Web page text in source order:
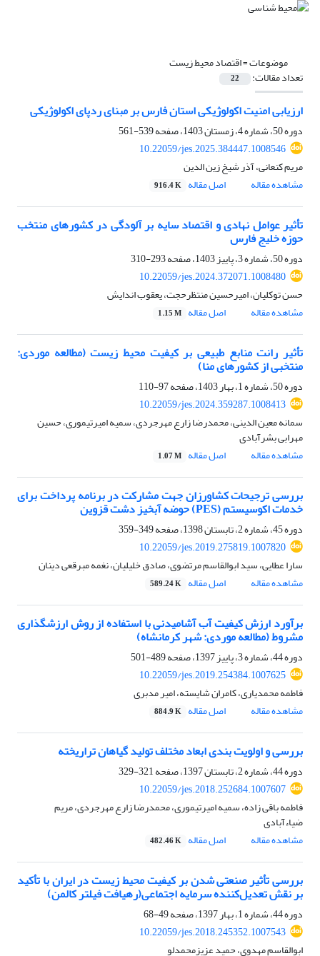
موضوعات =اقتصاد محیط زیست
تعداد مقالات: 22
ارزیابی امنیت اکولوژیکی استان فارس بر مبنای ردپای اکولوژیکی
دوره 50، شماره 4، زمستان 1403، صفحه
539-561
10.22059/jes.2025.384447.1008546
مریم کنعانی، آذر شیخ زین الدین
مشاهده مقاله
اصل مقاله 916.4 K
تأثیر عوامل نهادی و اقتصاد سایه بر آلودگی در کشورهای منتخب
حوزه خلیج فارس
دوره 50، شماره 3، پاییز 1403، صفحه
293-310
10.22059/jes.2024.372071.1008480
حسن توکلیان، امیرحسین منتظرحجت، یعقوب اندایش
مشاهده مقاله
اصل مقاله 1.15 M
تأثیر رانت منابع طبیعی بر کیفیت محیط زیست (مطالعه موردی:
منتخبی از کشورهای منا)
دوره 50، شماره 1، بهار 1403، صفحه
97-110
10.22059/jes.2024.359287.1008413
سمانه معین‏ الدینی، محمدرضا زارع مهرجردی، سمیه امیرتیموری، حسین
مهرابی بشرآبادی
مشاهده مقاله
اصل مقاله 1.07 M
بررسی ترجیحات کشاورزان جهت مشارکت در برنامه پرداخت برای
خدمات اکوسیستم (PES) حوضه آبخیز دشت قزوین
دوره 45، شماره 2، تابستان 1398، صفحه
349-359
10.22059/jes.2019.275819.1007820
سارا عطایی، سید ابوالقاسم مرتضوی، صادق خلیلیان، نغمه مبرقعی دینان
مشاهده مقاله
اصل مقاله 589.24 K
برآورد ارزش کیفیت آب آشامیدنی با استفاده از روش ارزشگذاری
مشروط (مطالعه موردی: شهر کرمانشاه)
دوره 44، شماره 3، پاییز 1397، صفحه
489-501
10.22059/jes.2019.254384.1007625
فاطمه محمدیاری، کامران شایسته، امیر مدبری
مشاهده مقاله
اصل مقاله 884.9 K
بررسی و اولویت‏ بندی ابعاد مختلف تولید گیاهان تراریخته
دوره 44، شماره 2، تابستان 1397، صفحه
321-329
10.22059/jes.2018.252684.1007607
فاطمه باقی زاده، سمیه امیرتیموری، محمدرضا زارع مهرجردی، مریم
ضیاءآبادی
مشاهده مقاله
اصل مقاله 482.46 K
بررسی تأثیر صنعتی شدن بر کیفیت محیط زیست در ایران با تأکید
بر نقش تعدیل‌کننده سرمایه اجتماعی(رهیافت فیلتر کالمن)
دوره 44، شماره 1، بهار 1397، صفحه
49-68
10.22059/jes.2018.245352.1007543
ابوالقاسم مهدوی، حمید عزیزمحمدلو